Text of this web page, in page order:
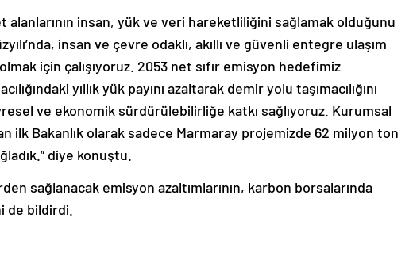
alanlarının insan, yük ve veri hareketliliğini sağlamak olduğunu
insan ve çevre odaklı, akıllı ve güvenli entegre ulaşım
için çalışıyoruz. 2053 net sıfır emisyon hedefimiz
yıllık yük payını azaltarak demir yolu taşımacılığını
ve ekonomik sürdürülebilirliğe katkı sağlıyoruz. Kurumsal
ilk Bakanlık olarak sadece Marmaray projemizde 62 milyon ton
diye konuştu.
sağlanacak emisyon azaltımlarının, karbon borsalarında
de bildirdi.